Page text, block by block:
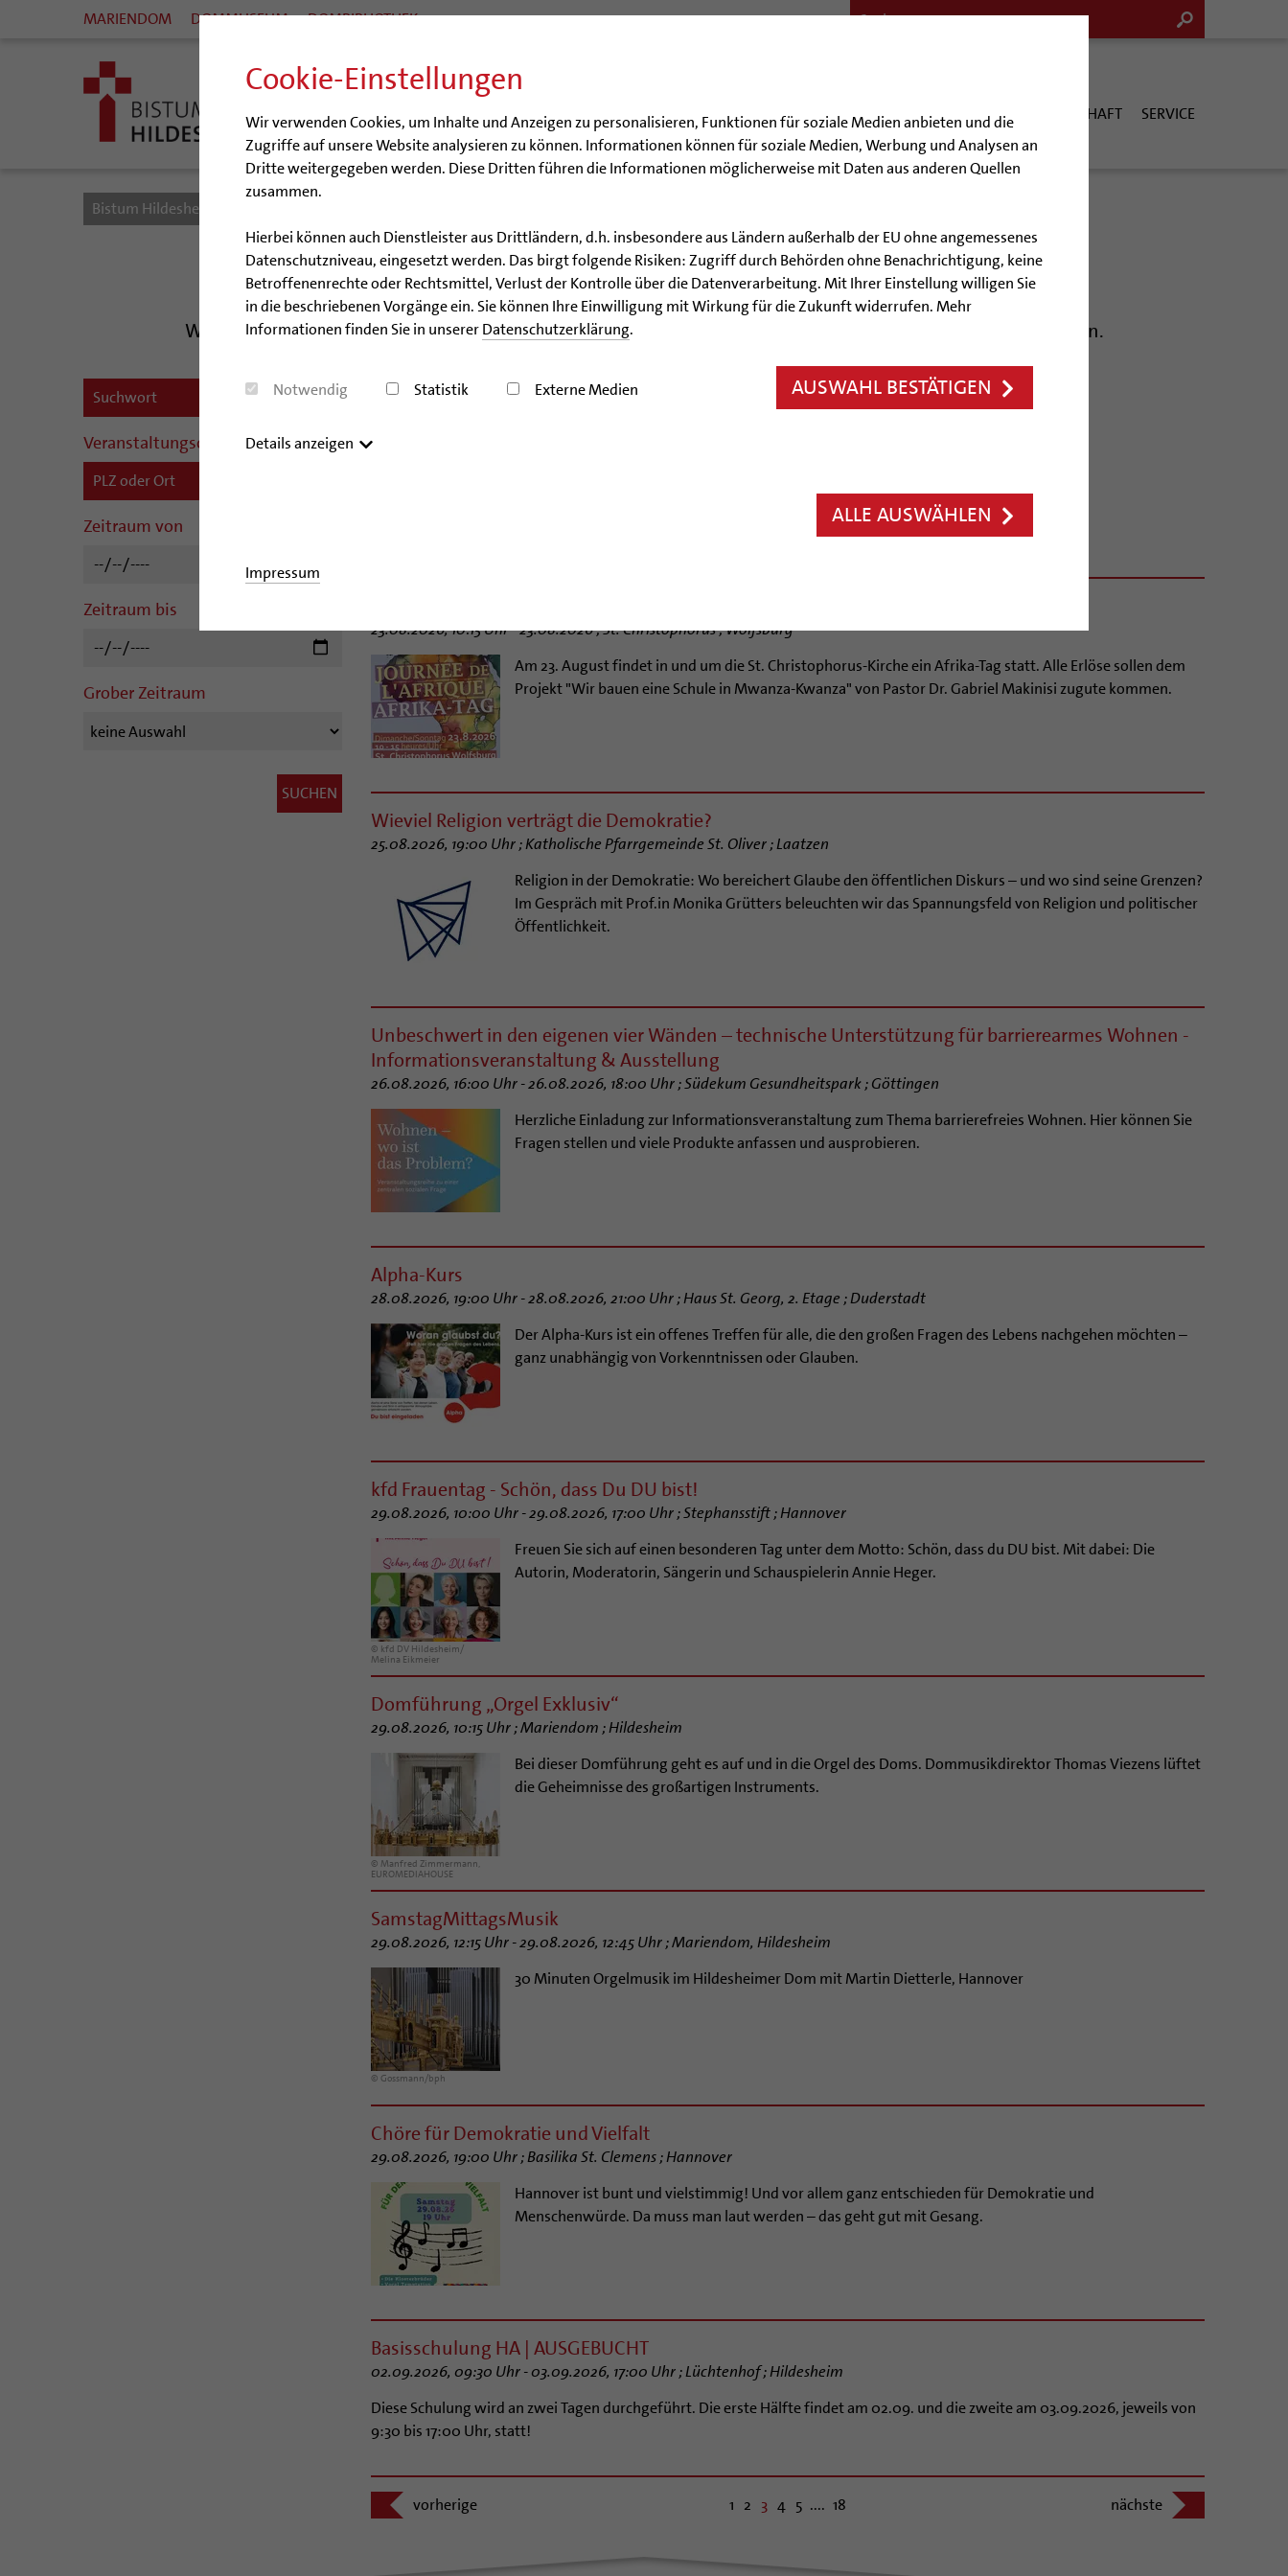
Cookie-Einstellungen
Wir verwenden Cookies, um Inhalte und Anzeigen zu personalisieren, Funktionen für soziale Medien anbieten und die
Zugriffe auf unsere Website analysieren zu können. Informationen können für soziale Medien, Werbung und Analysen an
Dritte weitergegeben werden. Diese Dritten führen die Informationen möglicherweise mit Daten aus anderen Quellen
zusammen.
Hierbei können auch Dienstleister aus Drittländern, d.h. insbesondere aus Ländern außerhalb der EU ohne angemessenes
Datenschutzniveau, eingesetzt werden. Das birgt folgende Risiken: Zugriff durch Behörden ohne Benachrichtigung, keine
Betroffenenrechte oder Rechtsmittel, Verlust der Kontrolle über die Datenverarbeitung. Mit Ihrer Einstellung willigen Sie
in die beschriebenen Vorgänge ein. Sie können Ihre Einwilligung mit Wirkung für die Zukunft widerrufen. Mehr
Informationen finden Sie in unsererDatenschutzerklärung.
Notwendig Statistik Externe Medien AUSWAHL BESTÄTIGEN
Details anzeigen
ALLE AUSWÄHLEN
Impressum
MARIENDOM DOMMUSEUM DOMBIBLIOTHEK
BISTUM BERATUNG & HILFE BILDUNG & KULTUR KIRCHE & GESELLSCHAFT SERVICE
Bistum Hildesheim
Veranstaltungen
Was ist los im Bistum Hildesheim? Mit unserem Veranstaltungskalender bleiben Sie immer auf dem Laufenden.
Veranstaltungsort
Zeitraum von
Zeitraum bis
Grober Zeitraum
„seid mutig und stark“ - AUSGEBUCHT (Warteliste verfügbar)
22.08.2026, 13:30 Uhr ; Hochseilgarten, PirateRock ; Isernhagen
23.08.2026, 10:15 Uhr - 23.08.2026 ; St. Christophorus ; Wolfsburg
Am 23. August findet in und um die St. Christophorus-Kirche ein Afrika-Tag statt. Alle Erlöse sollen dem
Projekt "Wir bauen eine Schule in Mwanza-Kwanza" von Pastor Dr. Gabriel Makinisi zugute kommen.
Wieviel Religion verträgt die Demokratie?
25.08.2026, 19:00 Uhr ; Katholische Pfarrgemeinde St. Oliver ; Laatzen
Religion in der Demokratie: Wo bereichert Glaube den öffentlichen Diskurs – und wo sind seine Grenzen?
Im Gespräch mit Prof.in Monika Grütters beleuchten wir das Spannungsfeld von Religion und politischer
Öffentlichkeit.
Unbeschwert in den eigenen vier Wänden – technische Unterstützung für barrierearmes Wohnen -
Informationsveranstaltung & Ausstellung
26.08.2026, 16:00 Uhr - 26.08.2026, 18:00 Uhr ; Südekum Gesundheitspark ; Göttingen
Herzliche Einladung zur Informationsveranstaltung zum Thema barrierefreies Wohnen. Hier können Sie
Fragen stellen und viele Produkte anfassen und ausprobieren.
Alpha-Kurs
28.08.2026, 19:00 Uhr - 28.08.2026, 21:00 Uhr ; Haus St. Georg, 2. Etage ; Duderstadt
Der Alpha-Kurs ist ein offenes Treffen für alle, die den großen Fragen des Lebens nachgehen möchten –
ganz unabhängig von Vorkenntnissen oder Glauben.
kfd Frauentag - Schön, dass Du DU bist!
29.08.2026, 10:00 Uhr - 29.08.2026, 17:00 Uhr ; Stephansstift ; Hannover
© kfd DV Hildesheim/
Melina Eikmeier
Freuen Sie sich auf einen besonderen Tag unter dem Motto: Schön, dass du DU bist. Mit dabei: Die
Autorin, Moderatorin, Sängerin und Schauspielerin Annie Heger.
Domführung „Orgel Exklusiv“
29.08.2026, 10:15 Uhr ; Mariendom ; Hildesheim
© Manfred Zimmermann,
EUROMEDIAHOUSE
Bei dieser Domführung geht es auf und in die Orgel des Doms. Dommusikdirektor Thomas Viezens lüftet
die Geheimnisse des großartigen Instruments.
SamstagMittagsMusik
29.08.2026, 12:15 Uhr - 29.08.2026, 12:45 Uhr ; Mariendom, Hildesheim
© Gossmann/bph
30 Minuten Orgelmusik im Hildesheimer Dom mit Martin Dietterle, Hannover
Chöre für Demokratie und Vielfalt
29.08.2026, 19:00 Uhr ; Basilika St. Clemens ; Hannover
Hannover ist bunt und vielstimmig! Und vor allem ganz entschieden für Demokratie und
Menschenwürde. Da muss man laut werden – das geht gut mit Gesang.
Basisschulung HA | AUSGEBUCHT
02.09.2026, 09:30 Uhr - 03.09.2026, 17:00 Uhr ; Lüchtenhof ; Hildesheim
Diese Schulung wird an zwei Tagen durchgeführt. Die erste Hälfte findet am 02.09. und die zweite am 03.09.2026, jeweils von
9:30 bis 17:00 Uhr, statt!
vorherige 1 2 3 4 5 .... 18 nächste